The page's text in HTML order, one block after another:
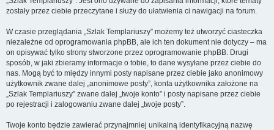
zostały przez ciebie przeczytane i służy do ułatwienia ci nawigacji na forum.
W czasie przeglądania „Szlak Templariuszy” możemy też utworzyć ciasteczka
niezależne od oprogramowania phpBB, ale ich ten dokument nie dotyczy – ma
on opisywać tylko strony stworzone przez oprogramowanie phpBB. Drugi
sposób, w jaki zbieramy informacje o tobie, to dane wysyłane przez ciebie do
nas. Mogą być to między innymi posty napisane przez ciebie jako anonimowy
użytkownik zwane dalej „anonimowe posty”, konta użytkownika założone na
„Szlak Templariuszy” zwane dalej „twoje konto” i posty napisane przez ciebie
po rejestracji i zalogowaniu zwane dalej „twoje posty”.
Twoje konto będzie zawierać przynajmniej unikalną identyfikacyjną nazwę